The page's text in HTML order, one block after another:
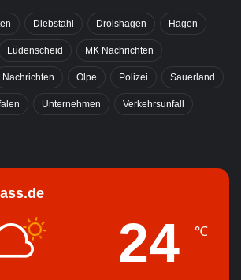
Diebstahl Drolshagen Hagen
Lüdenscheid MK Nachrichten
Nachrichten Olpe Polizei Sauerland
Unternehmen Verkehrsunfall
24 ℃